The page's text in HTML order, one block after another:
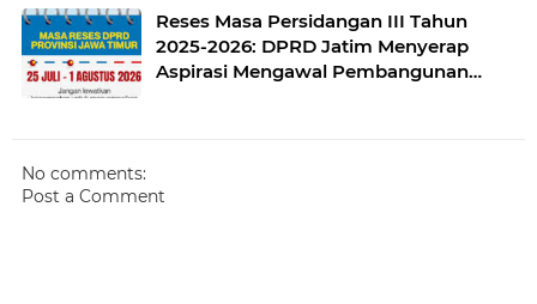
Reses Masa Persidangan III Tahun
2025-2026: DPRD Jatim Menyerap
Aspirasi Mengawal Pembangunan
No comments:
Post a Comment